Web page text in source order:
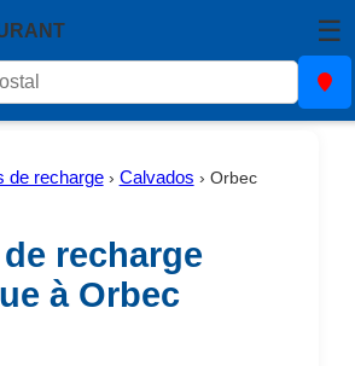
☰
de recharge› Calvados › Orbec
recharge
à Orbec